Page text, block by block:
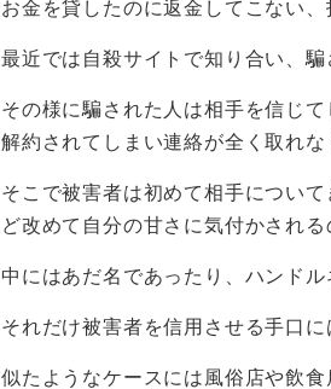
お金を貸したのに返金してこない
最近では自殺サイトで知り合い、
その様に騙された人は相手を信じ
解約されてしまい連絡が全く取れ
そこで被害者は初めて相手につい
ど改めて自分の甘さに気付かされる
中にはあだ名であったり、ハンド
それだけ被害者を信用させる手口に
似たようなケースには風俗店や飲